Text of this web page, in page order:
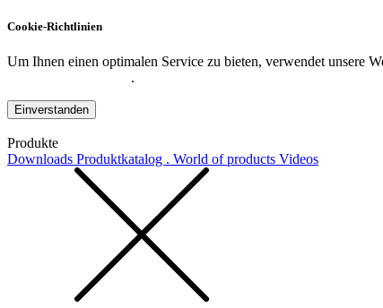
Cookie-Richtlinien
Um Ihnen einen optimalen Service zu bieten, verwendet unsere
.
Einverstanden
Produkte
Downloads Produktkatalog . World of products Videos